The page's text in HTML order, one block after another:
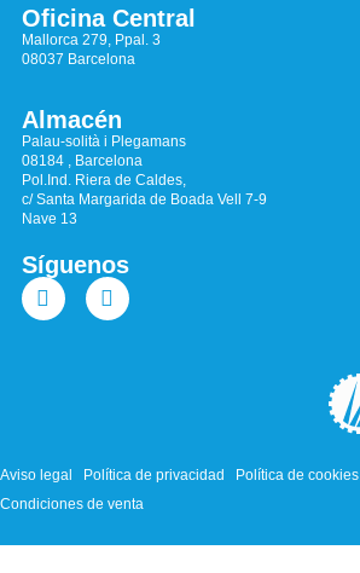
Oficina Central
Mallorca 279, Ppal. 3
08037 Barcelona
Almacén
Palau-solità i Plegamans
08184 , Barcelona
Pol.Ind. Riera de Caldes,
c/ Santa Margarida de Boada Vell 7-9
Nave 13
Síguenos
Aviso legal Política de privacidad Política de cookies
Condiciones de venta